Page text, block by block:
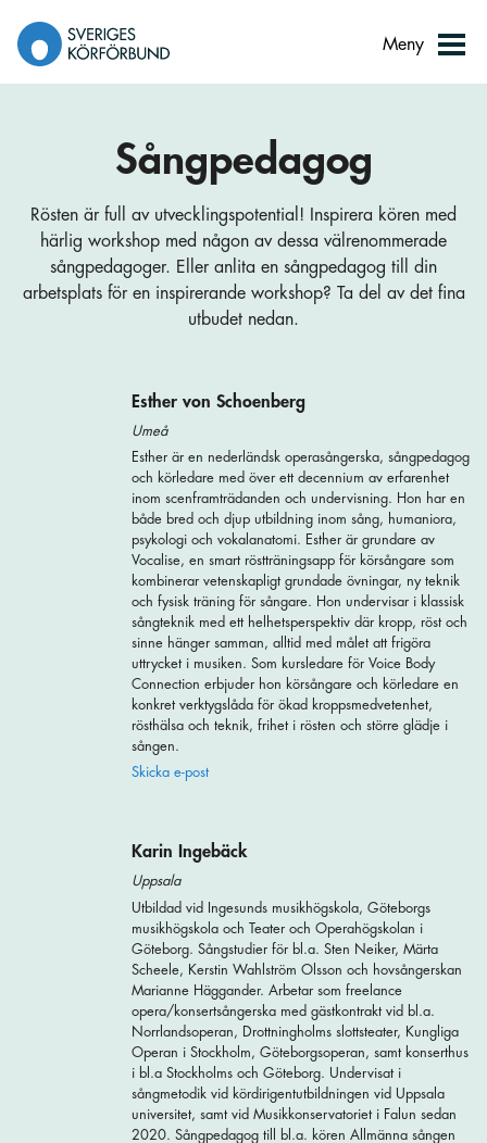
innehåll
Meny
Sångpedagog
Rösten är full av utvecklingspotential! Inspirera kören med
härlig workshop med någon av dessa välrenommerade
sångpedagoger. Eller anlita en sångpedagog till din
arbetsplats för en inspirerande workshop? Ta del av det fina
utbudet nedan.
Esther von Schoenberg
Umeå
Esther är en nederländsk operasångerska, sångpedagog
och körledare med över ett decennium av erfarenhet
inom scenframträdanden och undervisning. Hon har en
både bred och djup utbildning inom sång, humaniora,
psykologi och vokalanatomi. Esther är grundare av
Vocalise, en smart röstträningsapp för körsångare som
kombinerar vetenskapligt grundade övningar, ny teknik
och fysisk träning för sångare. Hon undervisar i klassisk
sångteknik med ett helhetsperspektiv där kropp, röst och
sinne hänger samman, alltid med målet att frigöra
uttrycket i musiken. Som kursledare för Voice Body
Connection erbjuder hon körsångare och körledare en
konkret verktygslåda för ökad kroppsmedvetenhet,
rösthälsa och teknik, frihet i rösten och större glädje i
sången.
Skicka e-post
Karin Ingebäck
Uppsala
Utbildad vid Ingesunds musikhögskola, Göteborgs
musikhögskola och Teater och Operahögskolan i
Göteborg. Sångstudier för bl.a. Sten Neiker, Märta
Scheele, Kerstin Wahlström Olsson och hovsångerskan
Marianne Häggander. Arbetar som freelance
opera/konsertsångerska med gästkontrakt vid bl.a.
Norrlandsoperan, Drottningholms slottsteater, Kungliga
Operan i Stockholm, Göteborgsoperan, samt konserthus
i bl.a Stockholms och Göteborg. Undervisat i
sångmetodik vid kördirigentutbildningen vid Uppsala
universitet, samt vid Musikkonservatoriet i Falun sedan
2020. Sångpedagog till bl.a. kören Allmänna sången